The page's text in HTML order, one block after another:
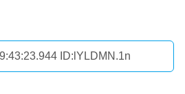
ID:lYLDMN.1n